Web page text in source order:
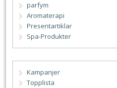
parfym
Aromaterapi
Presentartiklar
Spa-Produkter
Kampanjer
Topplista